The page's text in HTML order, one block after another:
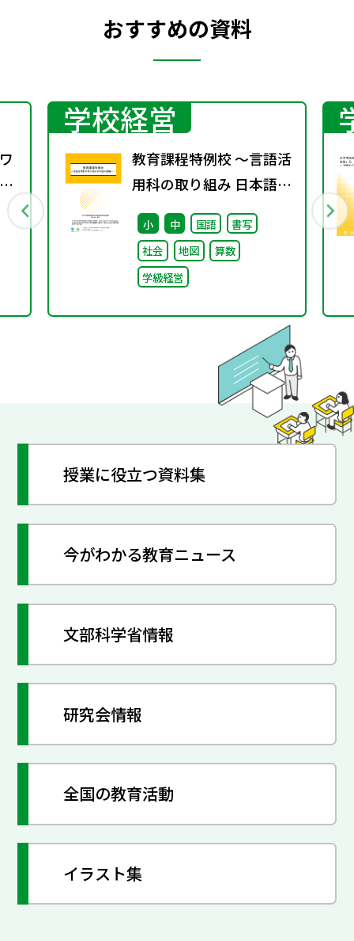
おすすめの資料
学校経営
教育課程特例校 ～言語活
用科の取り組み 日本語分
野編～
小 中 国語
書写
社会
地図
算数
学級経営
授業に役立つ資料集
今がわかる教育ニュース
文部科学省情報
研究会情報
全国の教育活動
イラスト集